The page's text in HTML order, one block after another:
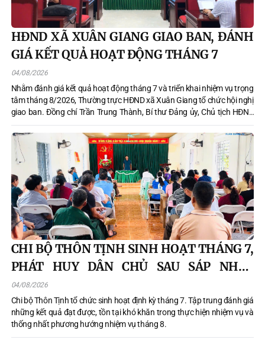
HĐND XÃ XUÂN GIANG GIAO BAN, ĐÁNH
GIÁ KẾT QUẢ HOẠT ĐỘNG THÁNG 7
04/08/2026
Nhằm đánh giá kết quả hoạt động tháng 7 và triển khai nhiệm vụ trọng
tâm tháng 8/2026, Thường trực HĐND xã Xuân Giang tổ chức hội nghị
giao ban. Đồng chí Trần Trung Thành, Bí thư Đảng ủy, Chủ tịch HĐND
xã chủ trì hội nghị.
CHI BỘ THÔN TỊNH SINH HOẠT THÁNG 7,
PHÁT HUY DÂN CHỦ SAU SÁP NHẬP
THÔN
04/08/2026
Chi bộ Thôn Tịnh tổ chức sinh hoạt định kỳ tháng 7. Tập trung đánh giá
những kết quả đạt được, tồn tại khó khăn trong thực hiện nhiệm vụ và
thống nhất phương hướng nhiệm vụ tháng 8.